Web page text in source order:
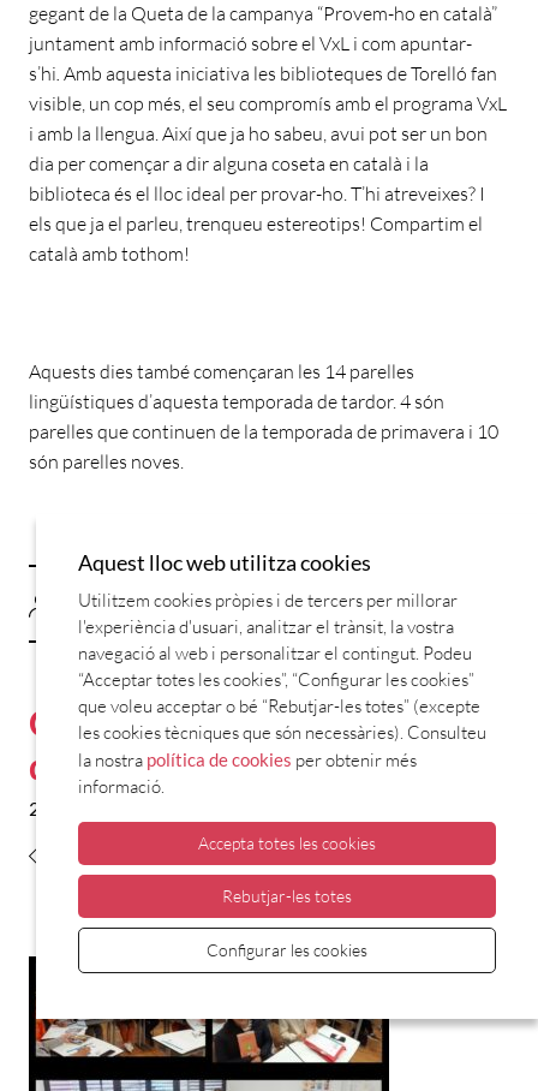
gegant de la Queta de la campanya “Provem-ho en català”
juntament amb informació sobre el VxL i com apuntar-
s’hi. Amb aquesta iniciativa les biblioteques de Torelló fan
visible, un cop més, el seu compromís amb el programa VxL
i amb la llengua. Així que ja ho sabeu, avui pot ser un bon
dia per començar a dir alguna coseta en català i la
biblioteca és el lloc ideal per provar-ho. T’hi atreveixes? I
els que ja el parleu, trenqueu estereotips! Compartim el
català amb tothom!
Aquests dies també començaran les 14 parelles
lingüístiques d’aquesta temporada de tardor. 4 són
parelles que continuen de la temporada de primavera i 10
són parelles noves.
gbaladas
Comença el reforç de lectura
del curs 2023-2024
26 octubre 2023
Share
Aquest lloc web utilitza cookies
Utilitzem cookies pròpies i de tercers per millorar
l'experiència d'usuari, analitzar el trànsit, la vostra
navegació al web i personalitzar el contingut. Podeu
“Acceptar totes les cookies”, “Configurar les cookies”
que voleu acceptar o bé “Rebutjar-les totes” (excepte
les cookies tècniques que són necessàries). Consulteu
la nostra política de cookies per obtenir més
informació.
Accepta totes les cookies
Rebutjar-les totes
Configurar les cookies